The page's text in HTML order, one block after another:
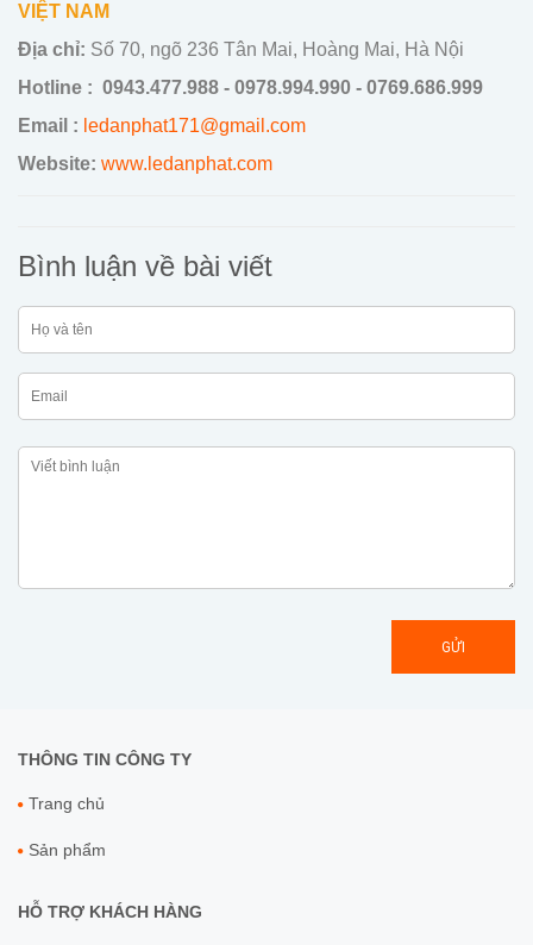
VIỆT NAM
Địa chỉ: Số 70, ngõ 236 Tân Mai, Hoàng Mai, Hà Nội
Hotline : 0943.477.988 - 0978.994.990 - 0769.686.999
Email : ledanphat171@gmail.com
Website: www.ledanphat.com
Bình luận về bài viết
GỬI
THÔNG TIN CÔNG TY
Trang chủ
Sản phẩm
HỖ TRỢ KHÁCH HÀNG